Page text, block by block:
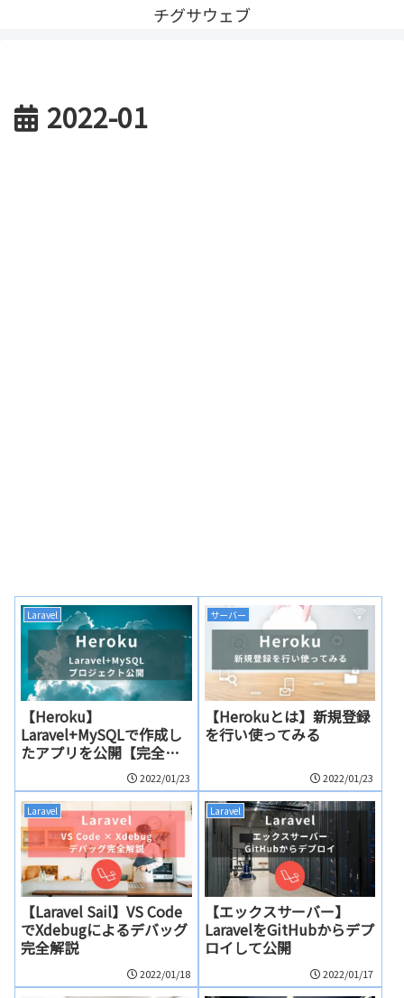
チグサウェブ
2022-01
Laravel
【Heroku】
Laravel+MySQLで作成し
たアプリを公開【完全
2022/01/23
サーバー
【Herokuとは】新規登録
を行い使ってみる
2022/01/23
Laravel
【Laravel Sail】VS Code
でXdebugによるデバッグ
完全解説
2022/01/18
Laravel
【エックスサーバー】
LaravelをGitHubからデプ
ロイして公開
2022/01/17